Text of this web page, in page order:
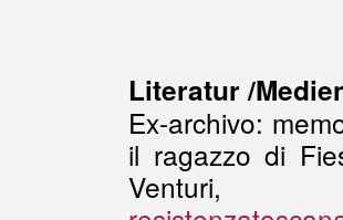
Literatur /
Ex-archivo:
il ragazzo di